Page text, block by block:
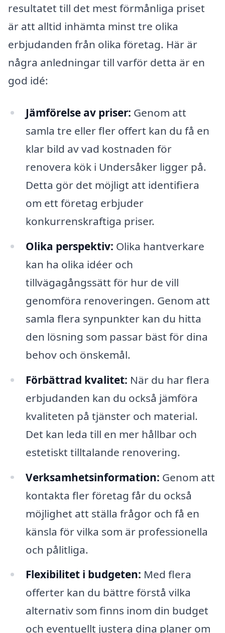
resultatet till det mest förmånliga priset
är att alltid inhämta minst tre olika
erbjudanden från olika företag. Här är
några anledningar till varför detta är en
god idé:
Jämförelse av priser: Genom att
samla tre eller fler offert kan du få en
klar bild av vad kostnaden för
renovera kök i Undersåker ligger på.
Detta gör det möjligt att identifiera
om ett företag erbjuder
konkurrenskraftiga priser.
Olika perspektiv: Olika hantverkare
kan ha olika idéer och
tillvägagångssätt för hur de vill
genomföra renoveringen. Genom att
samla flera synpunkter kan du hitta
den lösning som passar bäst för dina
behov och önskemål.
Förbättrad kvalitet: När du har flera
erbjudanden kan du också jämföra
kvaliteten på tjänster och material.
Det kan leda till en mer hållbar och
estetiskt tilltalande renovering.
Verksamhetsinformation: Genom att
kontakta fler företag får du också
möjlighet att ställa frågor och få en
känsla för vilka som är professionella
och pålitliga.
Flexibilitet i budgeten: Med flera
offerter kan du bättre förstå vilka
alternativ som finns inom din budget
och eventuellt justera dina planer om